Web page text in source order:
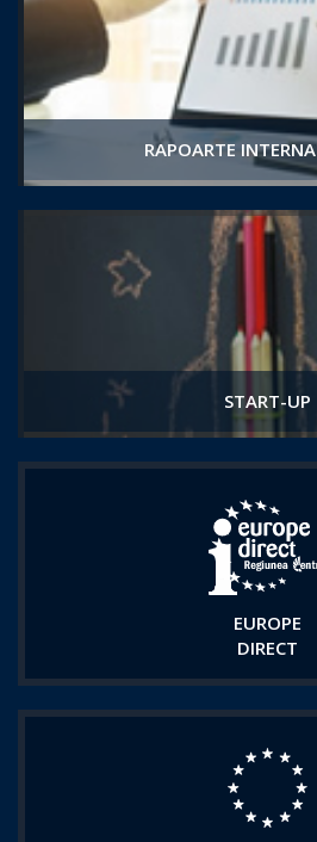
RAPOARTE
START-UP
EUROPE
DIRECT